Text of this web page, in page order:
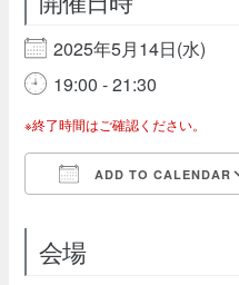
2025年5月14日(水)
19:00 - 21:30
※終了時間はご確認ください。
ADD TO CALENDAR
会場